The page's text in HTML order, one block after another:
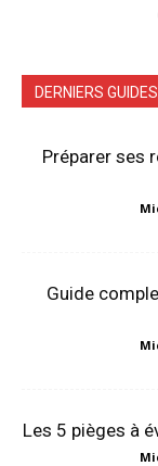
DERNIERS
Préparer ses
Guide
Les 5 pièges à